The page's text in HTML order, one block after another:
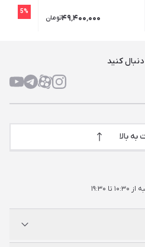
۴۹٬۴۰۰٬۰۰۰تومان
5%
کنید
۱۹:۳۰
بالا